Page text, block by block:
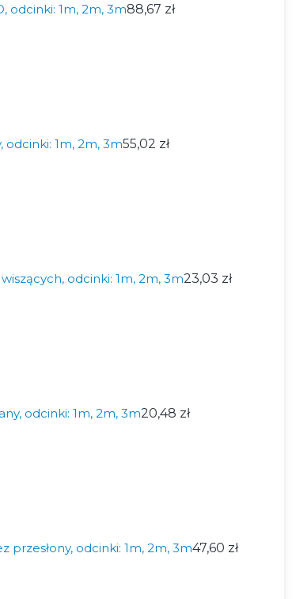
odcinki: 1m, 2m, 3m88,67 zł
1m, 2m, 3m55,02 zł
odcinki: 1m, 2m, 3m23,03 zł
odcinki: 1m, 2m, 3m20,48 zł
przesłony, odcinki: 1m, 2m, 3m47,60 zł